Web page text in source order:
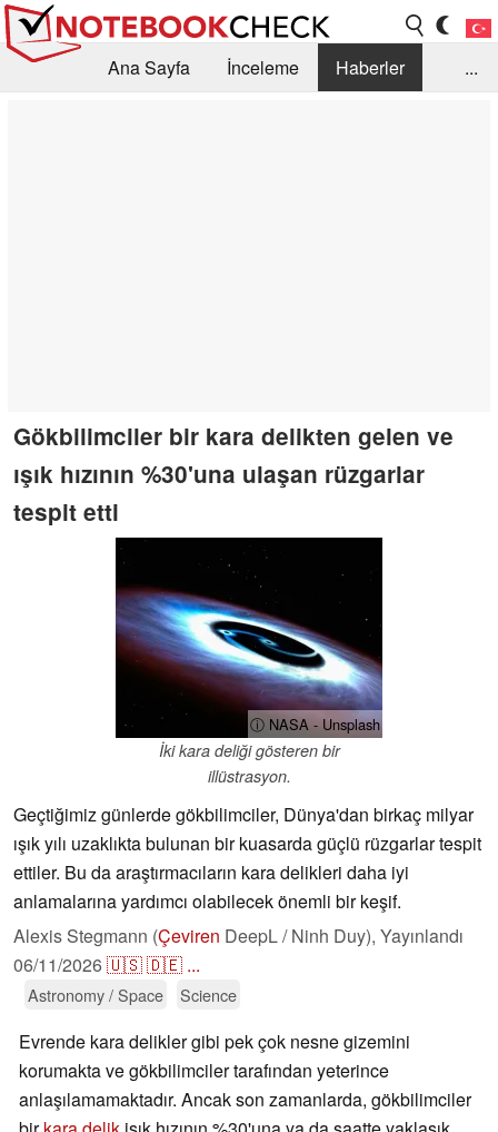
Ana Sayfa İnceleme
Haberler
...
Gökbilimciler bir kara delikten gelen ve
ışık hızının %30'una ulaşan rüzgarlar
tespit etti
ⓘ NASA - Unsplash
İki kara deliği gösteren bir
illüstrasyon.
Geçtiğimiz günlerde gökbilimciler, Dünya'dan birkaç milyar
ışık yılı uzaklıkta bulunan bir kuasarda güçlü rüzgarlar tespit
ettiler. Bu da araştırmacıların kara delikleri daha iyi
anlamalarına yardımcı olabilecek önemli bir keşif.
Alexis Stegmann (Çeviren DeepL / Ninh Duy), Yayınlandı
06/11/2026🇺🇸🇩🇪 ...
Astronomy / Space Science
Evrende kara delikler gibi pek çok nesne gizemini
korumakta ve gökbilimciler tarafından yeterince
anlaşılamamaktadır. Ancak son zamanlarda, gökbilimciler